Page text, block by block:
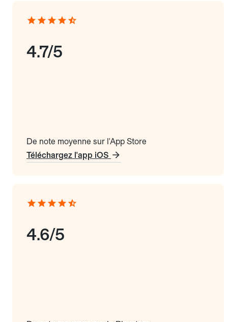
4.7/5
De note moyenne sur l'App Store
Téléchargez l'app iOS
4.6/5